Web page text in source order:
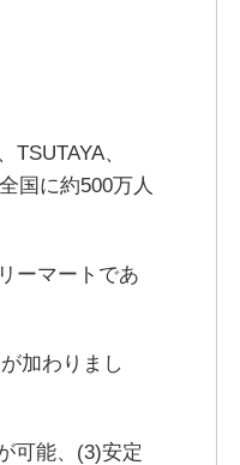
、
国に約500万人
ーマートであ
加わりまし
可能、(3)安定